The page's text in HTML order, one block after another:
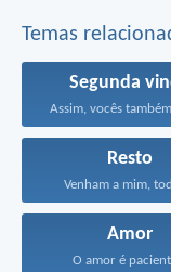
Temas
Segunda
Resto
Venham a mim,
Amor
O amor é